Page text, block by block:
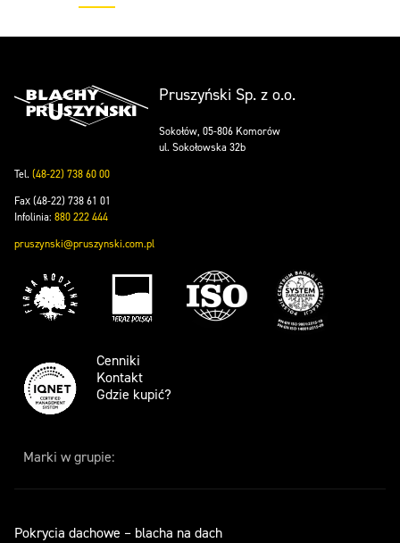
Pruszyński Sp. z o.o.
Sokołów, 05-806 Komorów
ul. Sokołowska 32b
Tel.(48-22) 738 60 00
Fax (48-22) 738 61 01
Infolinia: 880 222 444
pruszynski@pruszynski.com.pl
Cenniki
Kontakt
Gdzie kupić?
Marki w grupie:
Pokrycia dachowe – blacha na dach